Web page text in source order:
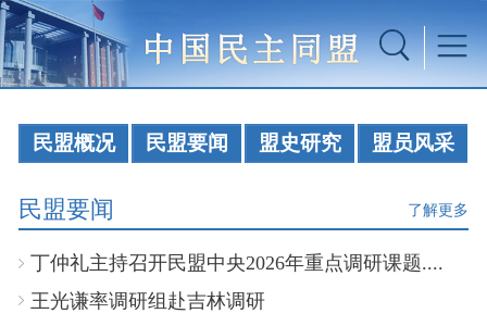
民盟概况 民盟要闻 盟史研究 盟员风采
民盟要闻 了解更多
丁仲礼主持召开民盟中央2026年重点调研课题....
王光谦率调研组赴吉林调研